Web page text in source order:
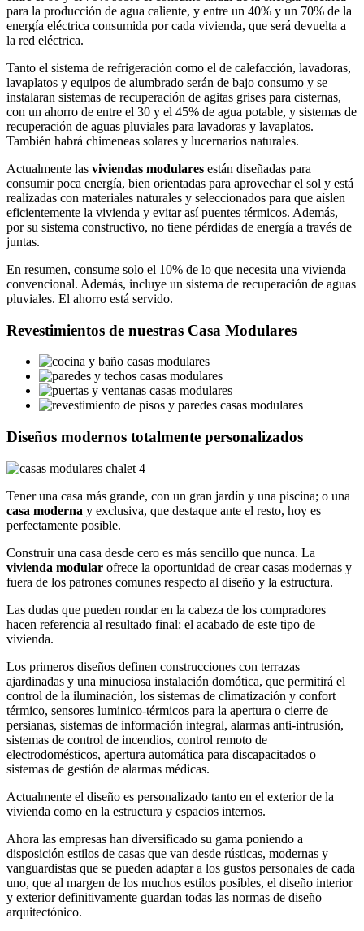
para la producción de agua caliente, y entre un 40% y un 70% de la
energía eléctrica consumida por cada vivienda, que será devuelta a
la red eléctrica.
Tanto el sistema de refrigeración como el de calefacción, lavadoras,
lavaplatos y equipos de alumbrado serán de bajo consumo y se
instalaran sistemas de recuperación de agitas grises para cisternas,
con un ahorro de entre el 30 y el 45% de agua potable, y sistemas de
recuperación de aguas pluviales para lavadoras y lavaplatos.
También habrá chimeneas solares y lucernarios naturales.
Actualmente las viviendas modulares están diseñadas para
consumir poca energía, bien orientadas para aprovechar el sol y está
realizadas con materiales naturales y seleccionados para que aíslen
eficientemente la vivienda y evitar así puentes térmicos. Además,
por su sistema constructivo, no tiene pérdidas de energía a través de
juntas.
En resumen, consume solo el 10% de lo que necesita una vivienda
convencional. Además, incluye un sistema de recuperación de aguas
pluviales. El ahorro está servido.
Revestimientos de nuestras Casa Modulares
Diseños modernos totalmente personalizados
Tener una casa más grande, con un gran jardín y una piscina; o una
casa moderna y exclusiva, que destaque ante el resto, hoy es
perfectamente posible.
Construir una casa desde cero es más sencillo que nunca. La
vivienda modular ofrece la oportunidad de crear casas modernas y
fuera de los patrones comunes respecto al diseño y la estructura.
Las dudas que pueden rondar en la cabeza de los compradores
hacen referencia al resultado final: el acabado de este tipo de
vivienda.
Los primeros diseños definen construcciones con terrazas
ajardinadas y una minuciosa instalación domótica, que permitirá el
control de la iluminación, los sistemas de climatización y confort
térmico, sensores luminico-térmicos para la apertura o cierre de
persianas, sistemas de información integral, alarmas anti-intrusión,
sistemas de control de incendios, control remoto de
electrodomésticos, apertura automática para discapacitados o
sistemas de gestión de alarmas médicas.
Actualmente el diseño es personalizado tanto en el exterior de la
vivienda como en la estructura y espacios internos.
Ahora las empresas han diversificado su gama poniendo a
disposición estilos de casas que van desde rústicas, modernas y
vanguardistas que se pueden adaptar a los gustos personales de cada
uno, que al margen de los muchos estilos posibles, el diseño interior
y exterior definitivamente guardan todas las normas de diseño
arquitectónico.